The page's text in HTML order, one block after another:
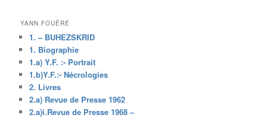
YANN FOUÉRÉ
1. – BUHEZSKRID
1. Biographie
1.a) Y.F. :- Portrait
1.b)Y.F.:- Nécrologies
2. Livres
2.a) Revue de Presse 1962
2.a)i.Revue de Presse 1968 –